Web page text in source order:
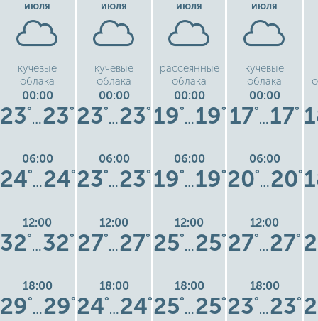
июля
кучевые
облака
00:00
23°
…23°
06:00
24°
…24°
12:00
32°
…32°
18:00
29°
…29°
июля
кучевые
облака
00:00
23°
…23°
06:00
23°
…23°
12:00
27°
…27°
18:00
24°
…24°
июля
рассеянные
облака
00:00
19°
…19°
06:00
19°
…19°
12:00
25°
…25°
18:00
25°
…25°
июля
кучевые
облака
00:00
17°
…17°
06:00
20°
…20°
12:00
27°
…27°
18:00
23°
…23°